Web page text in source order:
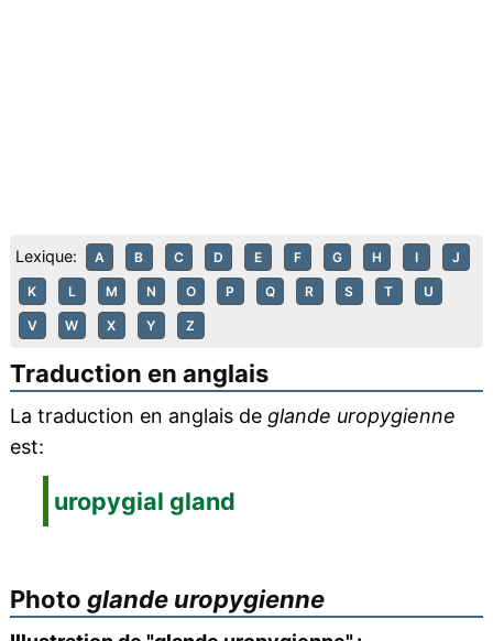
Lexique: A B C D E F G H I J
K L M N O P Q R S T U
V W X Y Z
Traduction en anglais
La traduction en anglais de glande uropygienne
est:
uropygial gland
Photo glande uropygienne